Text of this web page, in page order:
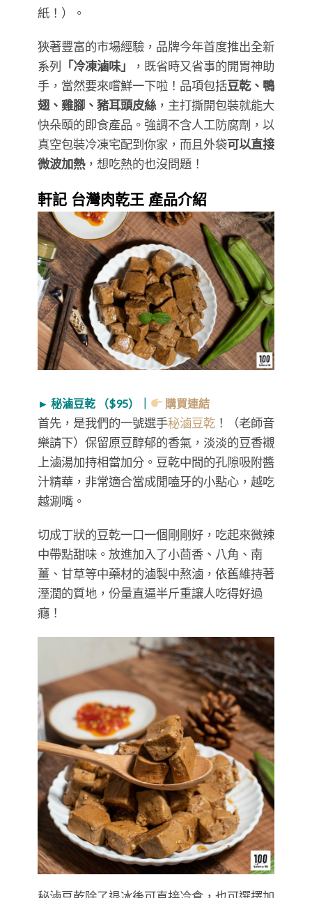
紙！）。
狹著豐富的市場經驗，品牌今年首度推出全新
系列
「冷凍滷味」
，既省時又省事的開胃神助
手，當然要來嚐鮮一下啦！品項包括豆乾、鴨
翅、雞腳、豬耳頭皮絲 ，主打撕開包裝就能大
快朵頤的即食產品。強調不含人工防腐劑，以
真空包裝冷凍宅配到你家，而且外袋可以直接
微波加熱，想吃熱的也沒問題！
軒記 台灣肉乾王 產品介紹
► 秘滷豆乾 （$95）｜ 購買連結
首先，是我們的一號選手秘滷豆乾 ！（老師音
樂請下）保留原豆醇郁的香氣，淡淡的豆香襯
上滷湯加持相當加分。豆乾中間的孔隙吸附醬
汁精華，非常適合當成閒嗑牙的小點心，越吃
越涮嘴。
切成丁狀的豆乾一口一個剛剛好，吃起來微辣
中帶點甜味。放進加入了小茴香、八角、南
薑、甘草等中藥材的滷製中熬滷，依舊維持著
溼潤的質地，份量直逼半斤重讓人吃得好過
癮！